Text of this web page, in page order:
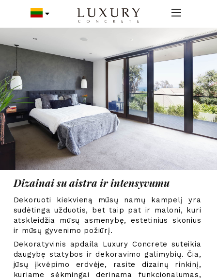
Dizainai su aistra ir intensyvumu
Dekoruoti kiekvieną mūsų namų kampelį yra
sudėtinga užduotis, bet taip pat ir maloni, kuri
atskleidžia mūsų asmenybę, estetinius skonius
ir mūsų gyvenimo požiūrį.
Dekoratyvinis apdaila
Luxury Concrete suteikia
daugybę statybos ir dekoravimo galimybių. Čia,
jūsų įkvėpimo erdvėje, rasite dizainų rinkinį,
kuriame sėkmingai derinama funkcionalumas,